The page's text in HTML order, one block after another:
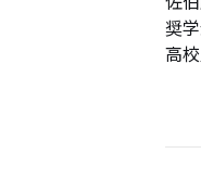
奨
高